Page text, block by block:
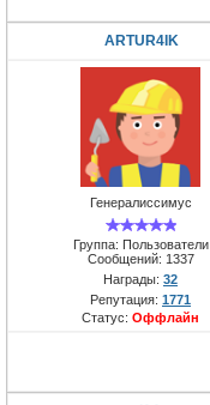
ARTUR4IK
Генералиссимус
Группа: Пользователи
Сообщений: 1337
Награды: 32
Репутация: 1771
Статус: Оффлайн